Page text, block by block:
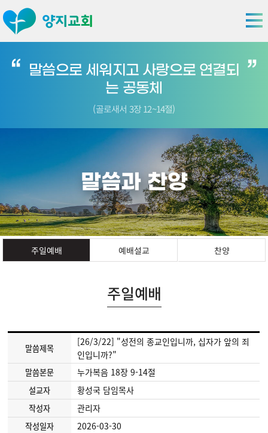
말씀으로 세워지고 사랑으로 연결되
는 공동체
(골로새서 3장 12~14절)
말씀과 찬양
주일예배 예배설교 찬양
주일예배
말씀제목
[26/3/22] "성전의 종교인입니까, 십자가 앞의 죄
인입니까?"
말씀본문 누가복음 18장 9-14절
설교자 황성국 담임목사
작성자 관리자
작성일자 2026-03-30